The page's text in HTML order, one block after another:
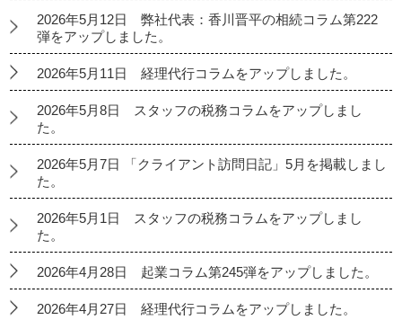
2026年5月12日 弊社代表：香川晋平の相続コラム第222
弾をアップしました。
2026年5月11日 経理代行コラムをアップしました。
2026年5月8日 スタッフの税務コラムをアップしまし
た。
2026年5月7日 「クライアント訪問日記」5月を掲載しまし
た。
2026年5月1日 スタッフの税務コラムをアップしまし
た。
2026年4月28日 起業コラム第245弾をアップしました。
2026年4月27日 経理代行コラムをアップしました。